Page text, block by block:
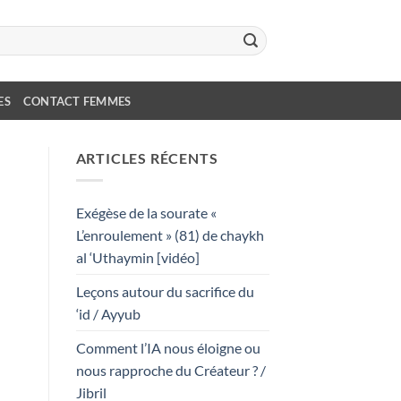
CONTACT FEMMES
ARTICLES RÉCENTS
Exégèse de la sourate «
L’enroulement » (81) de chaykh
al ‘Uthaymin [vidéo]
Leçons autour du sacrifice du
‘id / Ayyub
Comment l’IA nous éloigne ou
nous rapproche du Créateur ? /
Jibril